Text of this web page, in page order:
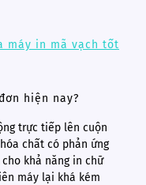
máy in mã vạch tốt
trực tiếp lên cuộn
chất có phản ứng
khả năng in chữ
máy lại khá kém